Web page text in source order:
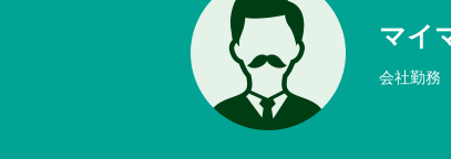
マイ
会社勤務